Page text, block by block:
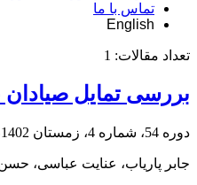
تماس با ما
English
تعداد مقالات: 1
بررسی تمایل
دوره 54، شماره 4، زمستان 1402، صفحه
جابر پاریاب، عنایت عباسی،